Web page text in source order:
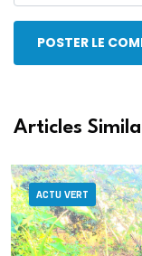
POSTER LE
Articles
ACTU VERT